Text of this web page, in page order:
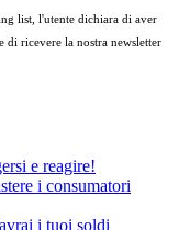
list, l'utente dichiara di aver
di ricevere la nostra newsletter
e reagire!
i consumatori
i tuoi soldi